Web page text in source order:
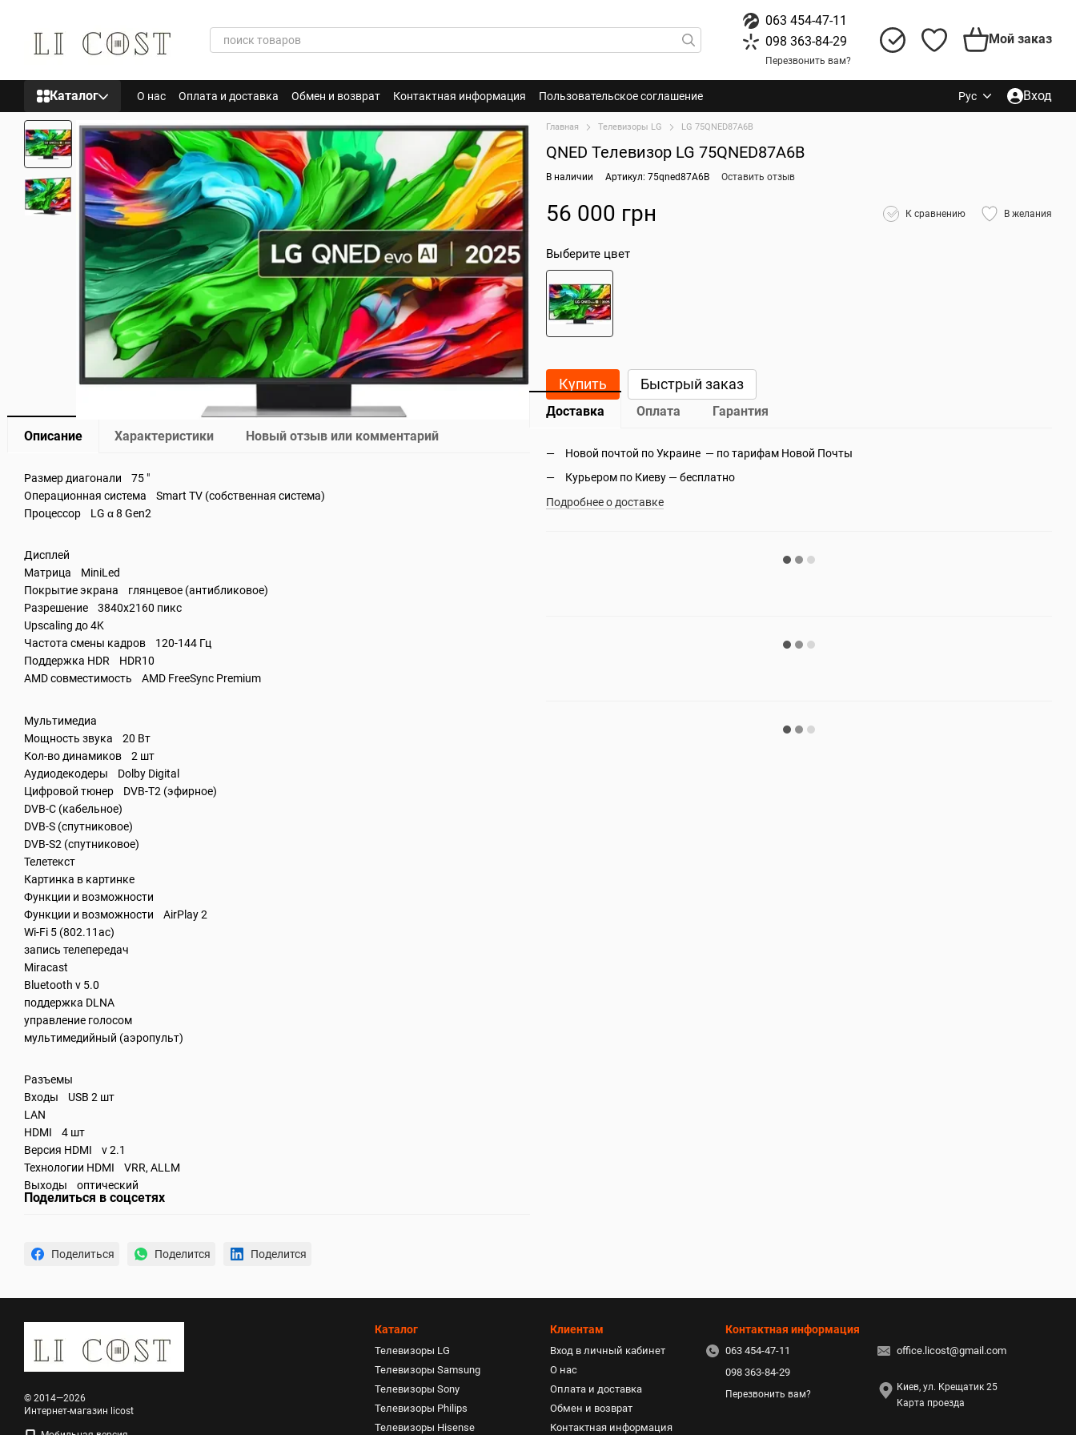
063 454-47-11
098 363-84-29
Перезвонить вам?
Мой заказ
Каталог О нас Оплата и доставка Обмен и возврат Контактная информация Пользовательское соглашение Рус Вход
Описание Характеристики Новый отзыв или комментарий
Размер диагонали 75 "
Операционная система Smart TV (собственная система)
Процессор LG α 8 Gen2
Дисплей
Матрица MiniLed
Покрытие экрана глянцевое (антибликовое)
Разрешение 3840x2160 пикс
Upscaling до 4K
Частота смены кадров 120-144 Гц
Поддержка HDR HDR10
AMD совместимость AMD FreeSync Premium
Мультимедиа
Мощность звука 20 Вт
Кол-во динамиков 2 шт
Аудиодекодеры Dolby Digital
Цифровой тюнер DVB-T2 (эфирное)
DVB-C (кабельное)
DVB-S (спутниковое)
DVB-S2 (спутниковое)
Телетекст
Картинка в картинке
Функции и возможности
Функции и возможности AirPlay 2
Wi-Fi 5 (802.11ac)
запись телепередач
Miracast
Bluetooth v 5.0
поддержка DLNA
управление голосом
мультимедийный (аэропульт)
Разъемы
Входы USB 2 шт
LAN
HDMI 4 шт
Версия HDMI v 2.1
Технологии HDMI VRR, ALLM
Выходы оптический
Поделиться в соцсетях
Поделиться Поделится Поделится
Главная Телевизоры LG LG 75QNED87A6B
QNED Телевизор LG 75QNED87A6B
В наличии Артикул: 75qned87A6B Оставить отзыв
56 000 грн К сравнению В желания
Выберите цвет
Купить Быстрый заказ
Доставка Оплата Гарантия
Новой почтой по Украине — по тарифам Новой Почты
Курьером по Киеву — бесплатно
Подробнее о доставке
© 2014—2026
Интернет-магазин licost
Каталог
Телевизоры LG
Телевизоры Samsung
Телевизоры Sony
Телевизоры Philips
Телевизоры Hisense
Клиентам
Вход в личный кабинет
О нас
Оплата и доставка
Обмен и возврат
Контактная информация
Контактная информация
063 454-47-11
098 363-84-29
Перезвонить вам?
office.licost@gmail.com
Киев, ул. Крещатик 25
Карта проезда